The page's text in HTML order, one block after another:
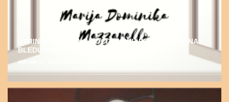
UTRINEK DUHOVNO-POČITNIŠKIH PROGRAMOV NA
BLEDU 2022
admin